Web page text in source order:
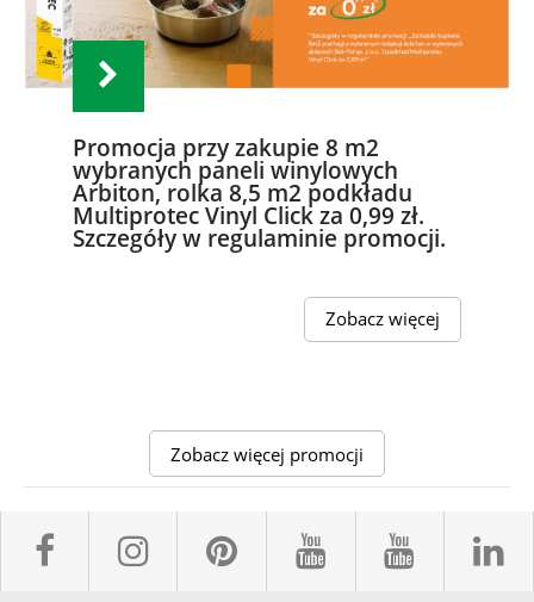
Promocja przy zakupie 8 m2
wybranych paneli winylowych
Arbiton, rolka 8,5 m2 podkładu
Multiprotec Vinyl Click za 0,99 zł.
Szczegóły w regulaminie promocji.
Zobacz więcej
Zobacz więcej promocji
facebook sklepyBELPOL
instagram
pinterestyoutube